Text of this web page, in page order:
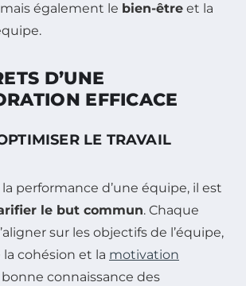
également le bien-être et la
D’UNE
EFFICACE
LE TRAVAIL
performance d’une équipe, il est
le but commun. Chaque
sur les objectifs de l’équipe,
cohésion et la motivation
bonne connaissance des